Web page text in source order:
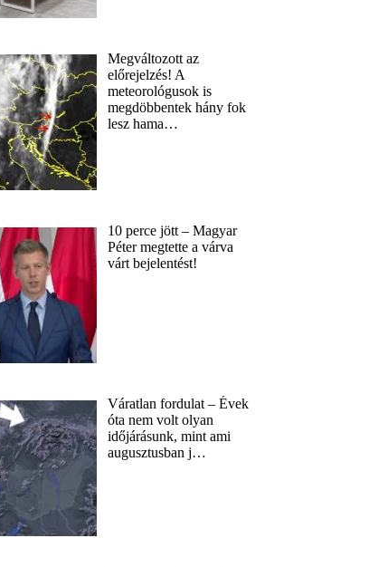
Megváltozott az
előrejelzés! A
meteorológusok is
megdöbbentek hány fok
lesz hama…
10 perce jött – Magyar
Péter megtette a várva
várt bejelentést!
Váratlan fordulat – Évek
óta nem volt olyan
időjárásunk, mint ami
augusztusban j…